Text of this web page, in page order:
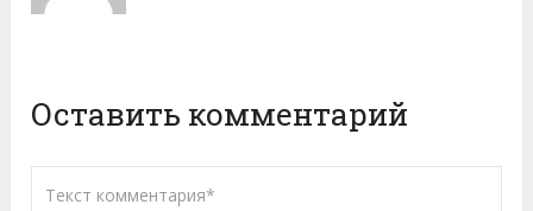
Оставить комментарий